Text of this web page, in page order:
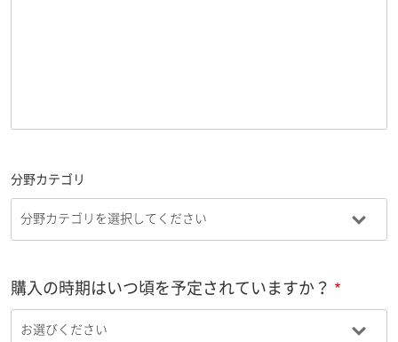
分野カテゴリ
購入の時期はいつ頃を予定されていますか？